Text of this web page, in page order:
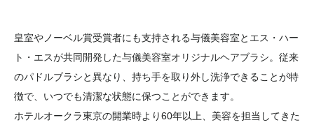
皇室やノーベル賞受賞者にも支持される与儀美容室とエス・ハー
ト・エスが共同開発した与儀美容室オリジナルヘアブラシ。従来
のパドルブラシと異なり、持ち手を取り外し洗浄できることが特
徴で、いつでも清潔な状態に保つことができます。
ホテルオークラ東京の開業時より60年以上、美容を担当してきた